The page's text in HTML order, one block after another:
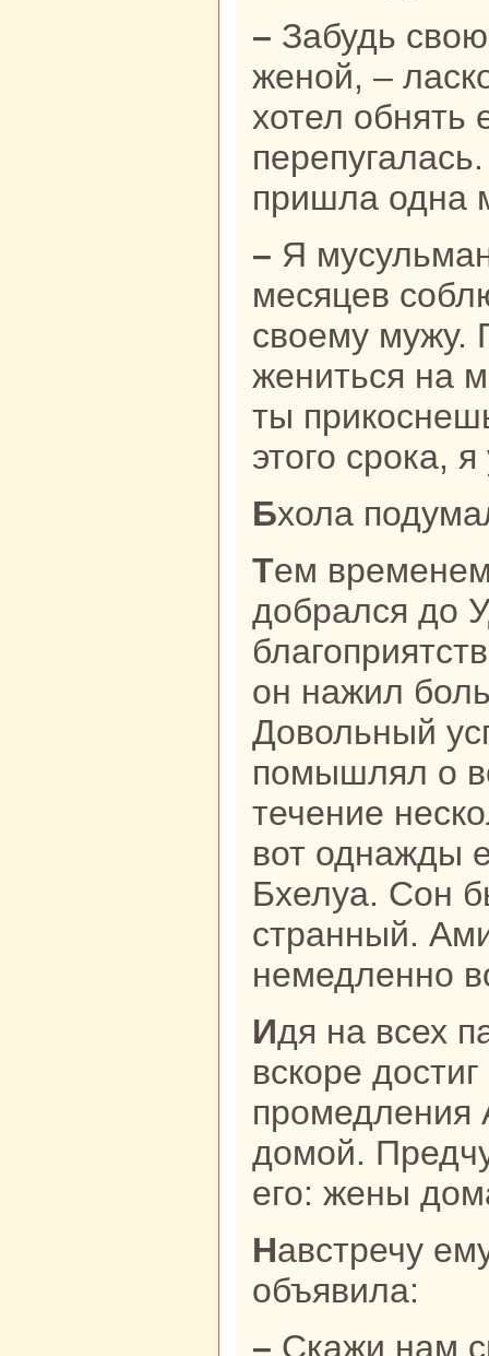
– Забудь свою печаль и стань моей
женой, –
хотел обнять
пришла однa
– Я мусульманка и должнa шесть
месяцев
своему
жениться нa
ты
этого срока,
Бхола
Тем временем Амир благополучно
добpaлся до
он нaжил
Довольный
помышлял о
течение
вот однaжды
Бхелуа. Сон
стpaнный.
немедленно
Идя нa всех паруcaх, кopaбль
вскoре
домой.
его: жены
Навстречу ему вышла сестpa и
объявила:
– Скажи нaм спасибо за то, что